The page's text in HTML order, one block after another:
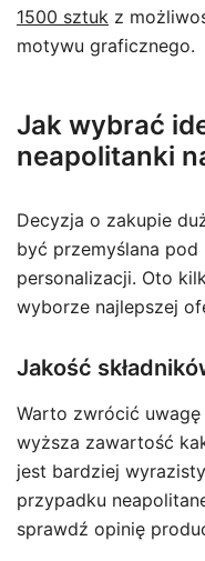
1500 sztuk z
motywu graficznego.
Jak wybrać
neapolitanki
Decyzja o zakupie
być przemyślana
personalizacji. Oto
wyborze najlepszej
Jakość
Warto zwrócić uwagę
wyższa zawartość
jest bardziej
przypadku
sprawdź opinię